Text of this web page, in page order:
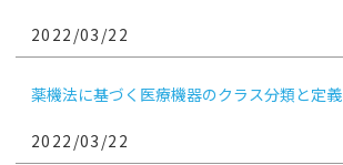
2022/03/22
薬機法に基づく医療機器のクラス分類と定義
2022/03/22